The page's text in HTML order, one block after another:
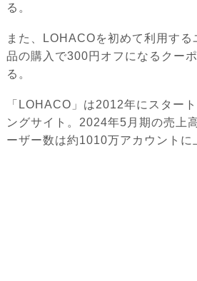
る。
また、LOHACOを初めて利用する
品の購入で300円オフになるクー
る。
「LOHACO」は2012年にスター
ングサイト。2024年5月期の売上
ーザー数は約1010万アカウントに